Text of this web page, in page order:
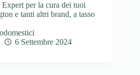
per la cura dei tuoi
e tanti altri brand, a tasso
6 Settembre 2024